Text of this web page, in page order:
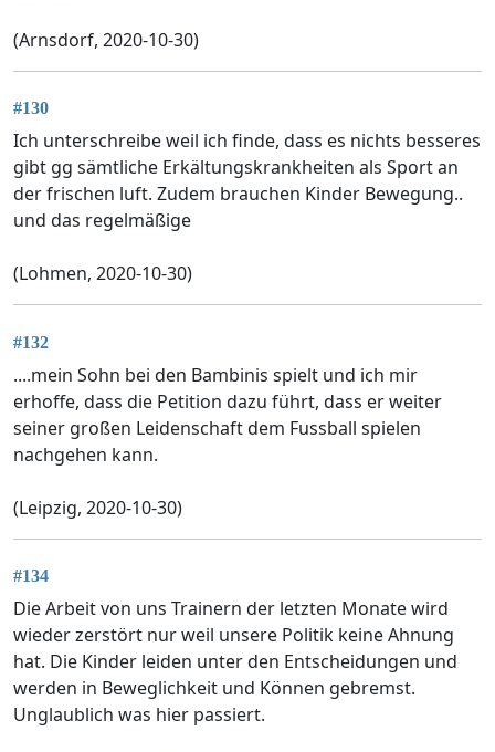
(Arnsdorf, 2020-10-30)
#130
Ich unterschreibe weil ich finde, dass es nichts besseres
gibt gg sämtliche Erkältungskrankheiten als Sport an
der frischen luft. Zudem brauchen Kinder Bewegung..
und das regelmäßige
(Lohmen, 2020-10-30)
#132
....mein Sohn bei den Bambinis spielt und ich mir
erhoffe, dass die Petition dazu führt, dass er weiter
seiner großen Leidenschaft dem Fussball spielen
nachgehen kann.
(Leipzig, 2020-10-30)
#134
Die Arbeit von uns Trainern der letzten Monate wird
wieder zerstört nur weil unsere Politik keine Ahnung
hat. Die Kinder leiden unter den Entscheidungen und
werden in Beweglichkeit und Können gebremst.
Unglaublich was hier passiert.